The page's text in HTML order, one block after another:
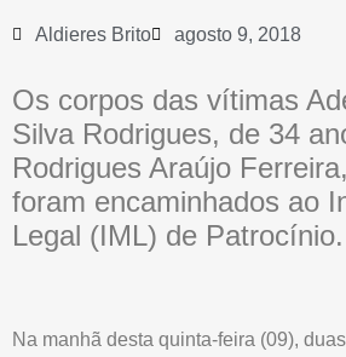
Aldieres Brito agosto 9, 2018
Os corpos das vítimas
Silva Rodrigues, de 34
Rodrigues Araújo
foram encaminhados ao
Legal (IML) de Patrocínio.
Na manhã desta quinta-feira (09),